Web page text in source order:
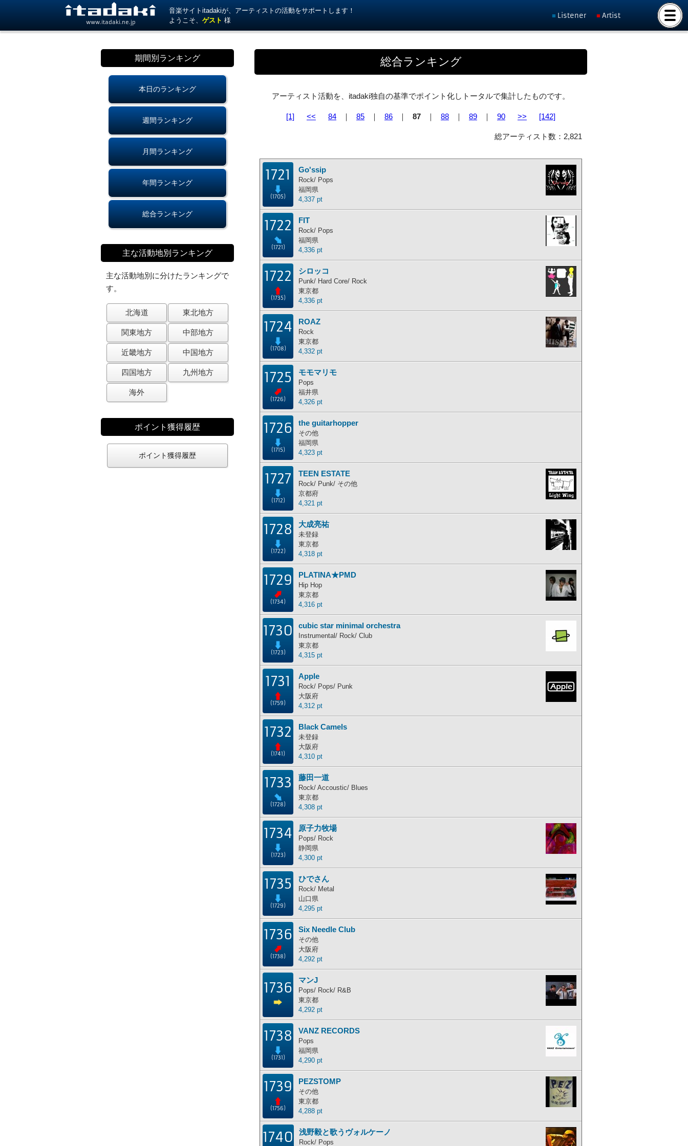
www.itadaki.ne.jp
音楽サイトitadakiが、アーティストの活動をサポートします！
ようこそ、ゲスト 様
Listener Artist
期間別ランキング
本日のランキング
週間ランキング
月間ランキング
年間ランキング
総合ランキング
主な活動地別ランキング
主な活動地別に分けたランキングで
す。
北海道 東北地方
関東地方 中部地方
近畿地方 中国地方
四国地方 九州地方
海外
ポイント獲得履歴
ポイント獲得履歴
総合ランキング
アーティスト活動を、itadaki独自の基準でポイント化しトータルで集計したものです。
[1] << 84 ｜ 85 ｜ 86 ｜ 87 ｜ 88 ｜ 89 ｜ 90 >> [142]
総アーティスト数：2,821
1721
(1705)
Go'ssip
Rock/ Pops
福岡県
4,337 pt
1722
(1721)
FIT
Rock/ Pops
福岡県
4,336 pt
1722
(1735)
シロッコ
Punk/ Hard Core/ Rock
東京都
4,336 pt
1724
(1708)
ROAZ
Rock
東京都
4,332 pt
1725
(1726)
モモマリモ
Pops
福井県
4,326 pt
1726
(1715)
the guitarhopper
その他
福岡県
4,323 pt
1727
(1712)
TEEN ESTATE
Rock/ Punk/ その他
京都府
4,321 pt
1728
(1722)
大成亮祐
未登録
東京都
4,318 pt
1729
(1734)
PLATINA★PMD
Hip Hop
東京都
4,316 pt
1730
(1723)
cubic star minimal orchestra
Instrumental/ Rock/ Club
東京都
4,315 pt
1731
(1759)
Apple
Rock/ Pops/ Punk
大阪府
4,312 pt
1732
(1741)
Black Camels
未登録
大阪府
4,310 pt
1733
(1728)
藤田一道
Rock/ Accoustic/ Blues
東京都
4,308 pt
1734
(1723)
原子力牧場
Pops/ Rock
静岡県
4,300 pt
1735
(1729)
ひでさん
Rock/ Metal
山口県
4,295 pt
1736
(1738)
Six Needle Club
その他
大阪府
4,292 pt
1736 マンJ
Pops/ Rock/ R&B
東京都
4,292 pt
1738
(1731)
VANZ RECORDS
Pops
福岡県
4,290 pt
1739
(1756)
PEZSTOMP
その他
東京都
4,288 pt
1740 浅野毅と歌うヴォルケーノ
Rock/ Pops